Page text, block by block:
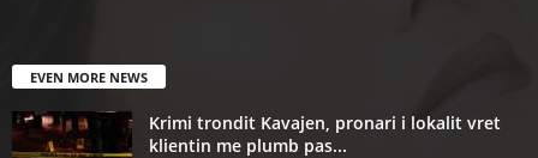
EVEN MORE NEWS
Krimi trondit Kavajen, pronari i lokalit vret
klientin me plumb pas...